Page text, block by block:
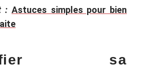
: Astuces simples pour bien
sa